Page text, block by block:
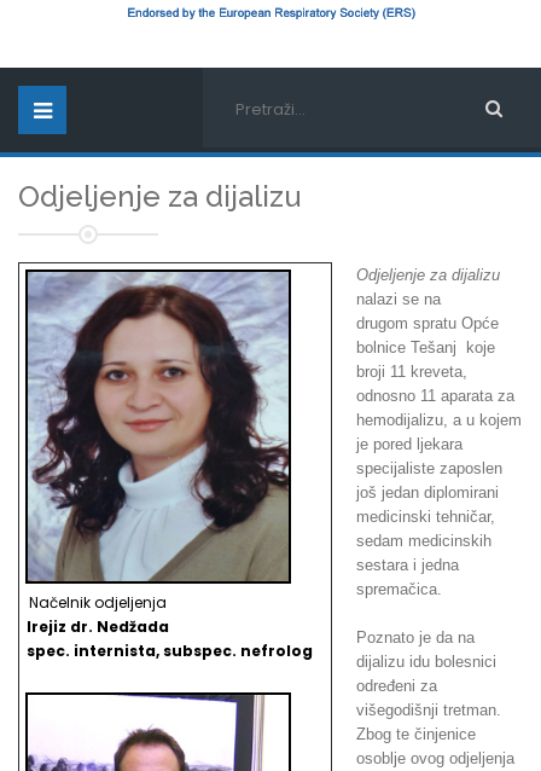
Odjeljenje za dijalizu
Načelnik odjeljenja
Irejiz dr. Nedžada
spec. internista, subspec. nefrolog
Odjeljenje za dijalizu
nalazi se na
drugom spratu Opće
bolnice Tešanj koje
broji 11 kreveta,
odnosno 11 aparata za
hemodijalizu, a u kojem
je pored ljekara
specijaliste zaposlen
još jedan diplomirani
medicinski tehničar,
sedam medicinskih
sestara i jedna
spremačica.
Poznato je da na
dijalizu idu bolesnici
određeni za
višegodišnji tretman.
Zbog te činjenice
osoblje ovog odjeljenja